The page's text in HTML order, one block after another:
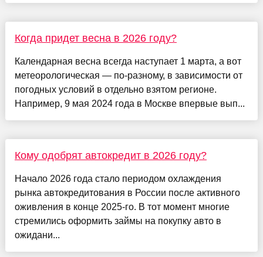
Когда придет весна в 2026 году?
Календарная весна всегда наступает 1 марта, а вот
метеорологическая — по-разному, в зависимости от
погодных условий в отдельно взятом регионе.
Например, 9 мая 2024 года в Москве впервые вып...
Кому одобрят автокредит в 2026 году?
Начало 2026 года стало периодом охлаждения
рынка автокредитования в России после активного
оживления в конце 2025-го. В тот момент многие
стремились оформить займы на покупку авто в
ожидани...